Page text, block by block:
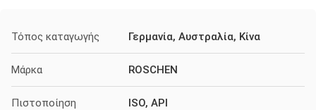
Τόπος καταγωγής Γερμανία, Αυστραλία, Κίνα
Μάρκα ROSCHEN
Πιστοποίηση ISO, API